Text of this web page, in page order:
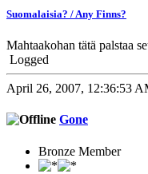
Suomalaisia? / Any Finns?
Mahtaakohan tätä palstaa
Logged
April 26, 2007, 12:36:53
Gone
Bronze Member